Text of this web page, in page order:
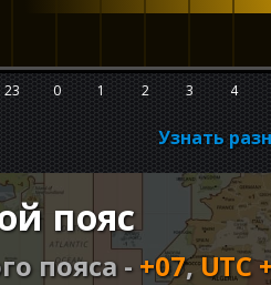
23 0 1 2 3 4
Узнать
пояс
пояса - +07,UTC